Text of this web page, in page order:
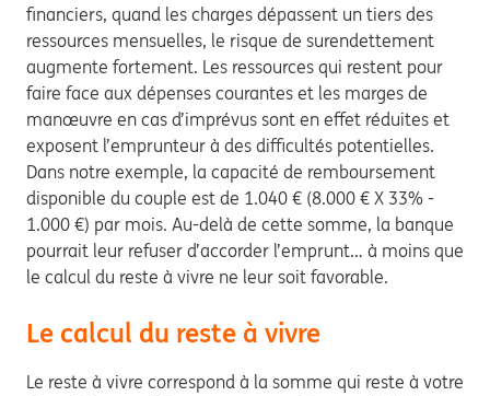
financiers, quand les charges dépassent un tiers des
ressources mensuelles, le risque de surendettement
augmente fortement. Les ressources qui restent pour
faire face aux dépenses courantes et les marges de
manœuvre en cas d’imprévus sont en effet réduites et
exposent l’emprunteur à des difficultés potentielles.
Dans notre exemple, la capacité de remboursement
disponible du couple est de 1.040 € (8.000 € X 33% -
1.000 €) par mois. Au-delà de cette somme, la banque
pourrait leur refuser d’accorder l’emprunt… à moins que
le calcul du reste à vivre ne leur soit favorable.
Le calcul du reste à vivre
Le reste à vivre correspond à la somme qui reste à votre